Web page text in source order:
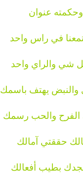
عنوان
في راس واحد
شي والراي واحد
والنبض يهتف باسمك
الفرح والحب رسمك
حققتي آمالك
بطيب أفعالك